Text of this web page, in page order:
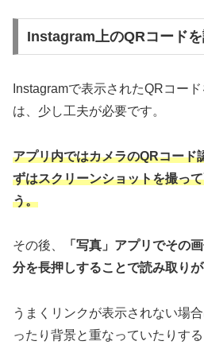
Instagram上のQRコードを
Instagramで表示されたQRコー
は、少し工夫が必要です。
アプリ内ではカメラのQRコード
ずはスクリーンショットを撮っ
う。
その後、
「写真」アプリでその
分を長押しすることで読み取りが
うまくリンクが表示されない場
ったり背景と重なっていたりす